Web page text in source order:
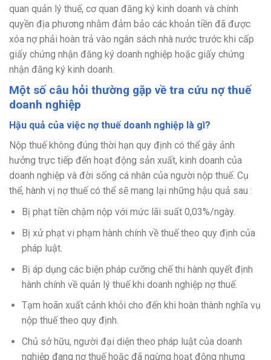
quan quản lý thuế, cơ quan đăng ký kinh doanh và chính
quyền địa phương nhằm đảm bảo các khoản tiền đã được
xóa nợ phải hoàn trả vào ngân sách nhà nước trước khi cấp
giấy chứng nhận đăng ký doanh nghiệp hoặc giấy chứng
nhận đăng ký kinh doanh.
Một số câu hỏi thường gặp về tra cứu nợ thuế
doanh nghiệp
Hậu quả của việc nợ thuế doanh nghiệp là gì?
Nộp thuế không đúng thời hạn quy định có thể gây ảnh
hưởng trực tiếp đến hoạt động sản xuất, kinh doanh của
doanh nghiệp và đời sống cá nhân của người nộp thuế. Cụ
thể, hành vị nợ thuế có thể sẽ mang lại những hậu quả sau :
Bị phạt tiền chậm nộp với mức lãi suất 0,03%/ngày.
Bị xử phạt vi phạm hành chính về thuế theo quy định của
pháp luật.
Bị áp dụng các biện pháp cưỡng chế thi hành quyết định
hành chính về quản lý thuế khi doanh nghiệp nợ thuế.
Tạm hoãn xuất cảnh khỏi cho đến khi hoàn thành nghĩa vụ
nộp thuế theo quy định.
Chủ sở hữu, người đại diện theo pháp luật của doanh
nghiệp đang nợ thuế hoặc đã ngừng hoạt động nhưng